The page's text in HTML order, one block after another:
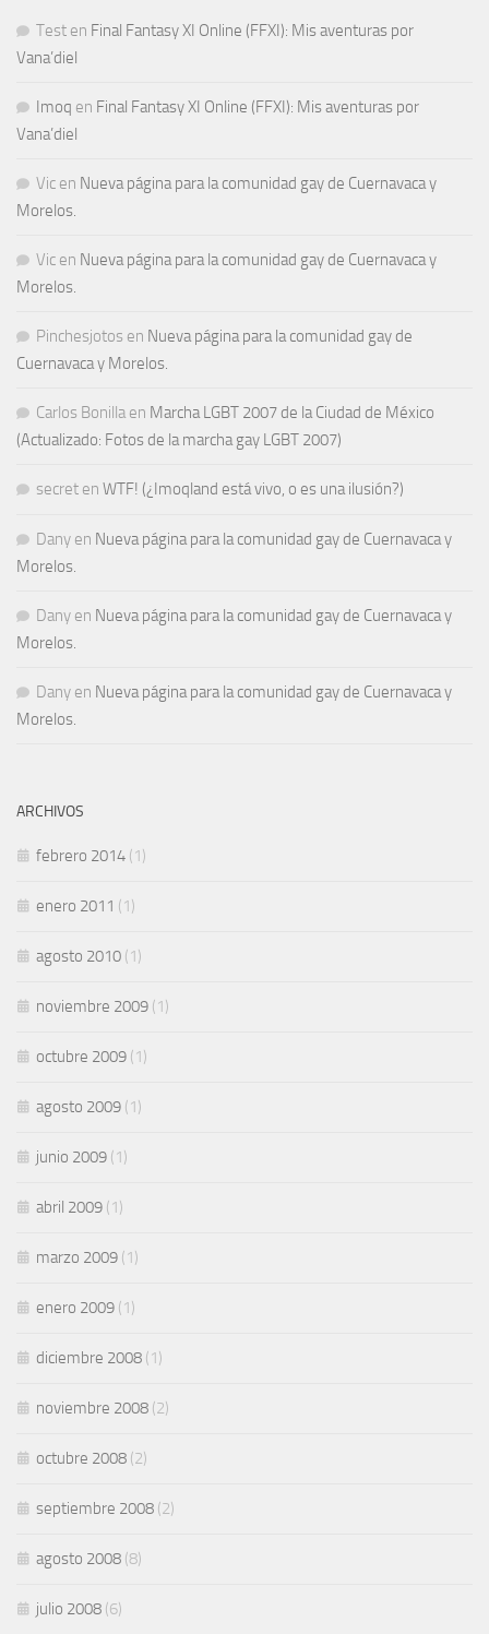
Test en Final Fantasy XI Online (FFXI): Mis aventuras por
Vana’diel
Imoq en Final Fantasy XI Online (FFXI): Mis aventuras por
Vana’diel
Vic en Nueva página para la comunidad gay de Cuernavaca y
Morelos.
Vic en Nueva página para la comunidad gay de Cuernavaca y
Morelos.
Pinchesjotos en Nueva página para la comunidad gay de
Cuernavaca y Morelos.
Carlos Bonilla en Marcha LGBT 2007 de la Ciudad de México
(Actualizado: Fotos de la marcha gay LGBT 2007)
secret en WTF! (¿Imoqland está vivo, o es una ilusión?)
Dany en Nueva página para la comunidad gay de Cuernavaca y
Morelos.
Dany en Nueva página para la comunidad gay de Cuernavaca y
Morelos.
Dany en Nueva página para la comunidad gay de Cuernavaca y
Morelos.
ARCHIVOS
febrero 2014 (1)
enero 2011 (1)
agosto 2010 (1)
noviembre 2009 (1)
octubre 2009 (1)
agosto 2009 (1)
junio 2009 (1)
abril 2009 (1)
marzo 2009 (1)
enero 2009 (1)
diciembre 2008 (1)
noviembre 2008 (2)
octubre 2008 (2)
septiembre 2008 (2)
agosto 2008 (8)
julio 2008 (6)